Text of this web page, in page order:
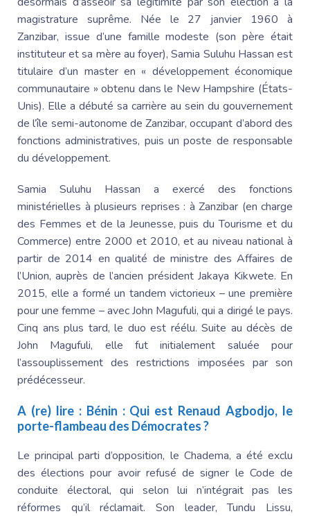
magistrature suprême. Née le 27 janvier 1960 à
Zanzibar, issue d’une famille modeste (son père était
instituteur et sa mère au foyer),Samia Suluhu Hassan est
titulaire d’un master en « développement économique
communautaire » obtenu dans le New Hampshire (États-
Unis). Elle a débuté sa carrière au sein du gouvernement
de l’île semi-autonome de Zanzibar, occupant d’abord des
fonctions administratives, puis un poste de responsable
du développement.
Samia Suluhu Hassan a exercé des fonctions
ministérielles à plusieurs reprises : à Zanzibar (en charge
des Femmes et de la Jeunesse, puis du Tourisme et du
Commerce) entre 2000 et 2010, et au niveau national à
partir de 2014 en qualité de ministre des Affaires de
l’Union, auprès de l’ancien présidentJakaya Kikwete. En
2015, elle a formé un tandem victorieux – une première
pour une femme – avecJohn Magufuli, qui a dirigé le pays.
Cinq ans plus tard, le duo est réélu. Suite au décès de
John Magufuli, elle fut initialement saluée pour
l’assouplissement des restrictions imposées par son
prédécesseur.
A (re) lire : Bénin : Qui est Renaud Agbodjo, le
porte-flambeau des Démocrates ?
Le principal parti d’opposition, le Chadema, a été exclu
des élections pour avoir refusé de signer le Code de
conduite électoral, qui selon lui n’intégrait pas les
réformes qu’il réclamait. Son leader,Tundu Lissu,